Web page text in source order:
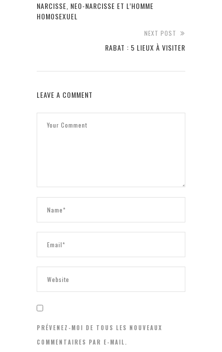
NARCISSE, NEO-NARCISSE ET L’HOMME
HOMOSEXUEL
NEXT POST
RABAT : 5 LIEUX À VISITER
LEAVE A COMMENT
PRÉVENEZ-MOI DE TOUS LES NOUVEAUX
COMMENTAIRES PAR E-MAIL.